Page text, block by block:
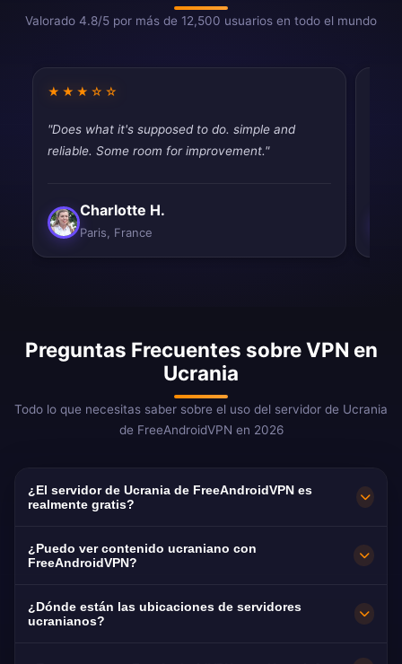
Valorado 4.8/5 por más de 12,500 usuarios en todo el mundo
★★★☆☆
"Does what it's supposed to do. simple and
reliable. Some room for improvement."
Charlotte H.
Paris, France
Preguntas Frecuentes sobre VPN en
Ucrania
Todo lo que necesitas saber sobre el uso del servidor de Ucrania
de FreeAndroidVPN en 2026
¿El servidor de Ucrania de FreeAndroidVPN es
realmente gratis?
es 100% gratis. Fundamental para los más de 8
mundo.
¿Puedo ver contenido ucraniano con
FreeAndroidVPN?
Nuestra VPN de Ucrania está optimizada para
1+1 e ICTV con streaming fluido en idioma
¿Dónde están las ubicaciones de servidores
ucranianos?
FreeAndroidVPN mantiene múltiples servidores